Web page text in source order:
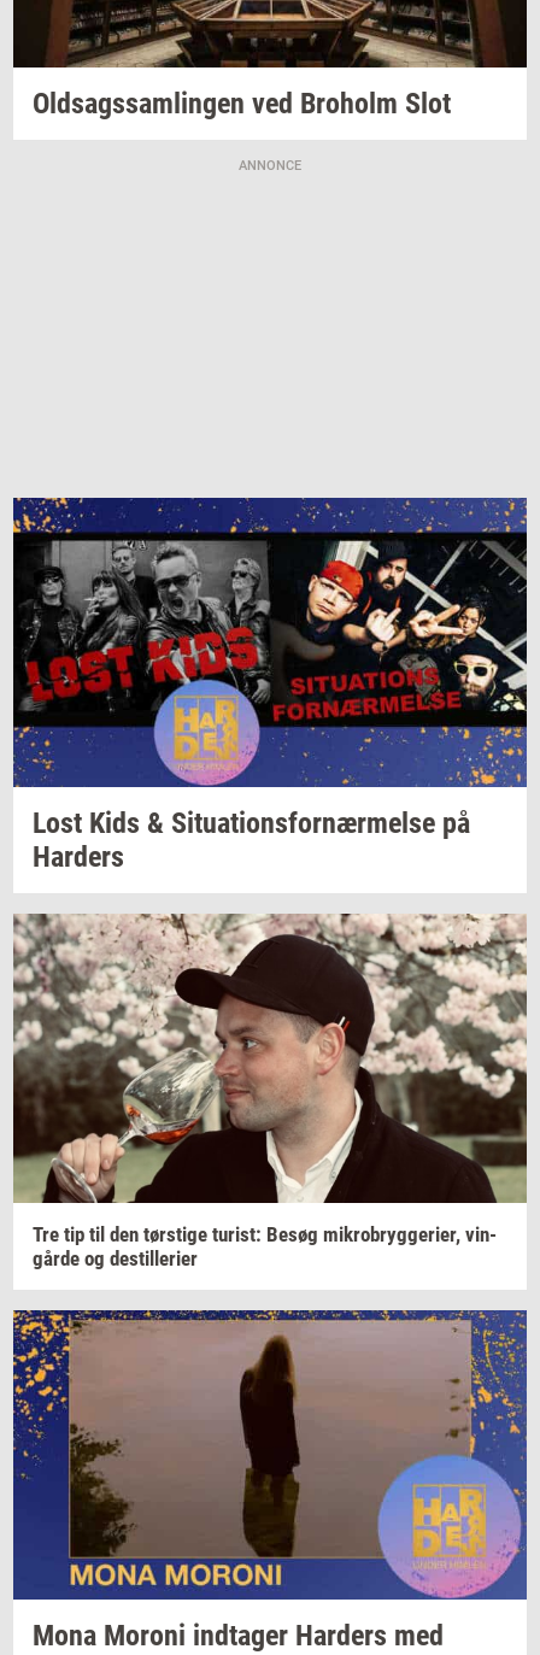
Oldsags­sam­lin­gen ved Bro­holm Slot
ANNONCE
Lost Kids & Si­tu­a­tions­for­nær­mel­se på
Har­ders
Tre tip til den tørsti­ge turist: Besøg mi­kro­bryg­ge­ri­er, vin­
går­de og destil­le­ri­er
Mona Mor­o­ni ind­ta­ger Har­ders med